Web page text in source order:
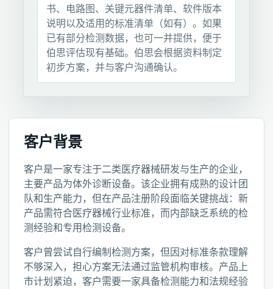
书、电路图、关键元器件清单、软件版本
说明以及适用的标准清单（如有）。如果
已有部分检测数据，也可一并提供，便于
伯思评估现有基础。伯思会根据资料制定
初步方案，并与客户沟通确认。
客户背景
客户是一家专注于二类医疗器械研发与生产的企业，
主要产品为体外诊断设备。该企业拥有成熟的设计团
队和生产能力，但在产品注册阶段面临关键挑战：新
产品需符合医疗器械行业标准，而内部缺乏系统的检
测经验和专用检测设备。
客户曾尝试自行编制检测方案，但因对标准条款理解
不够深入，担心方案无法通过监管机构审核。产品上
市计划紧迫，客户需要一家具备检测能力和法规经验